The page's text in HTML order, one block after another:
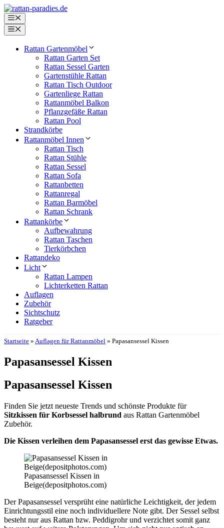
Zum
Inhalt
springen
Menü
Menü
Rattan Gartenmöbel
Rattan Garten Set
Rattan Sessel Garten
Gartenstühle Rattan
Rattan Tisch Outdoor
Gartenliege Rattan
Rattanmöbel Balkon
Pflanzgefäße Rattan
Rattan Pool
Strandkörbe
Rattanmöbel Innen
Rattan Tisch
Rattan Stühle
Rattan Sessel
Rattan Sofa
Rattanbetten
Rattanregal
Rattan Barmöbel
Rattan Schrank
Rattankörbe
Aufbewahrung
Rattan Taschen
Tierkörbchen
Rattandeko
Licht
Rattan Lampen
Lichterketten Rattan
Auflagen
Zubehör
Sichtschutz
Ratgeber
Startseite » Auflagen für Rattanmöbel » Papasansessel Kissen
Papasansessel Kissen
Papasansessel Kissen
Finden Sie jetzt neueste Trends und schönste Produkte für
Sitzkissen für Korbsessel halbrund aus Rattan Gartenmöbel
Zubehör.
Die Kissen verleihen dem Papasansessel erst das gewisse Etwas.
Papasansessel Kissen in
Beige(depositphotos.com)
Der Papasansessel versprüht eine natürliche Leichtigkeit, der jedem
Einrichtungsstil eine noch individuellere Note gibt. Der Sessel selbst
besteht nur aus Rattan bzw. Peddigrohr und verzichtet somit ganz